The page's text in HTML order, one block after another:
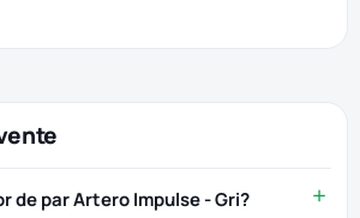
de par Artero Impulse - Gri?